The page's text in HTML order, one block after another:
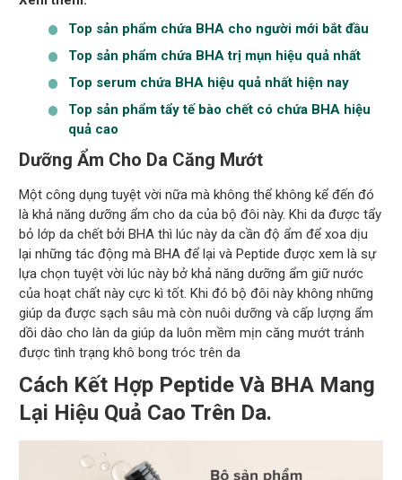
Top sản phẩm chứa BHA cho người mới bắt đầu
Top sản phẩm chứa BHA trị mụn hiệu quả nhất
Top serum chứa BHA hiệu quả nhất hiện nay
Top sản phẩm tẩy tế bào chết có chứa BHA hiệu
quả cao
Dưỡng Ẩm Cho Da Căng Mướt
Một công dụng tuyệt vời nữa mà không thể không kể đến đó
là khả năng dưỡng ẩm cho da của bộ đôi này. Khi da được tẩy
bỏ lớp da chết bởi BHA thì lúc này da cần độ ẩm để xoa dịu
lại những tác động mà BHA để lại và Peptide được xem là sự
lựa chọn tuyệt vời lúc này bở khả năng dưỡng ẩm giữ nước
của hoạt chất này cực kì tốt. Khi đó bộ đôi này không những
giúp da được sạch sâu mà còn nuôi dưỡng và cấp lượng ẩm
dồi dào cho làn da giúp da luôn mềm mịn căng mướt tránh
được tình trạng khô bong tróc trên da
Cách Kết Hợp Peptide Và BHA Mang
Lại Hiệu Quả Cao Trên Da.